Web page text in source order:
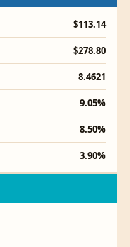
$113.14
$278.80
8.4621
9.05%
8.50%
3.90%